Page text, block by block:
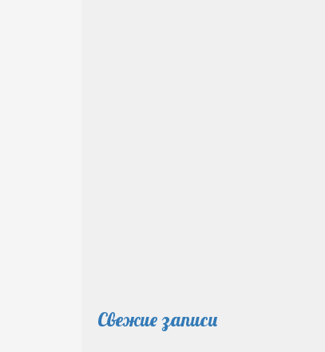
Свежие записи